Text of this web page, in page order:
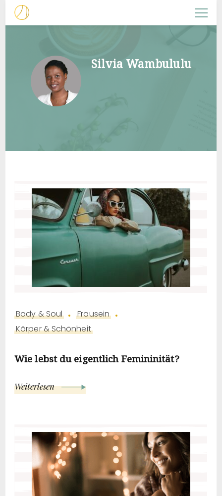
NACHFOLGERIN
Christliche Frauenarbeit
Silvia Wambululu
Body & Soul
Frausein
Körper & Schönheit
Wie lebst du eigentlich Femininität?
Weiterlesen